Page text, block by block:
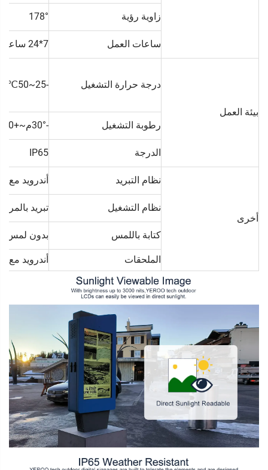
زاوية رؤية 178°
ساعات العمل 7*24 ساعة
بيئة العمل
درجة حرارة التشغيل -25~50℃
رطوبة التشغيل -30°م~+60°م
الدرجة IP65
أخرى
نظام التبريد أندرويد مع
نظام التشغيل تبريد
كتابة باللمس بدون لمس/
الملحقات أندرويد مع جهاز